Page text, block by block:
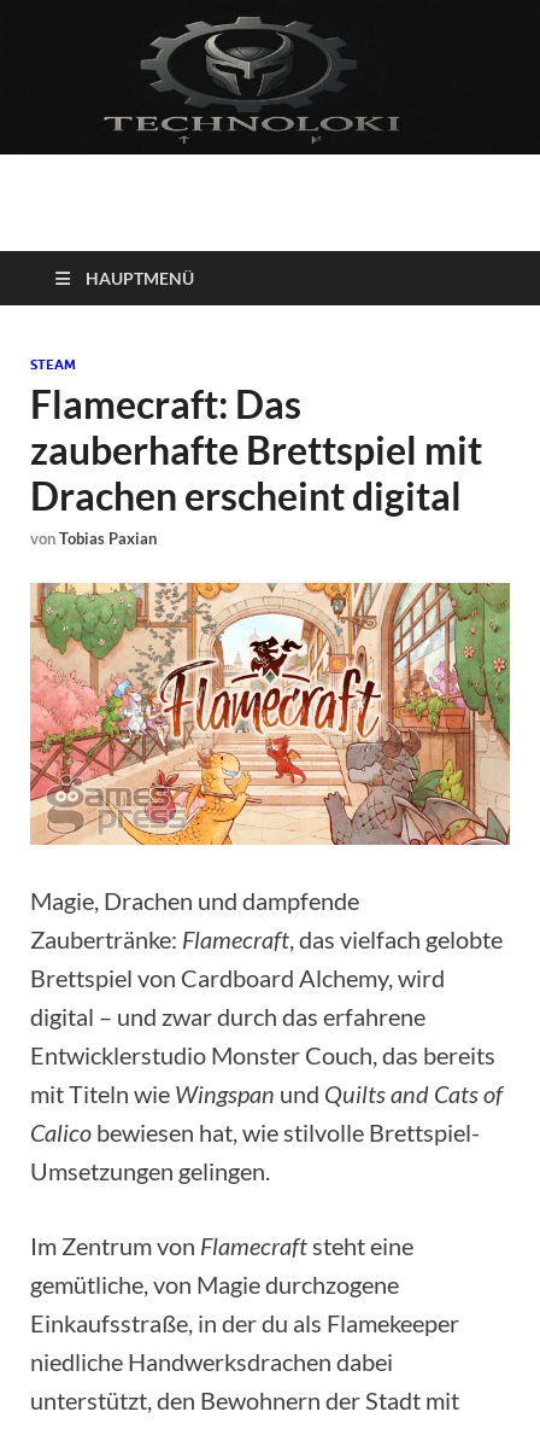
Technoloki: Gaming
und Entertainment
News
Blockbuster, Indie-Perlen und Retro-Klassiker.
HAUPTMENÜ
STEAM
Flamecraft: Das
zauberhafte Brettspiel mit
Drachen erscheint digital
vonTobias Paxian
Magie, Drachen und dampfende
Zaubertränke: Flamecraft, das vielfach gelobte
Brettspiel von Cardboard Alchemy, wird
digital – und zwar durch das erfahrene
Entwicklerstudio Monster Couch, das bereits
mit Titeln wie Wingspan und Quilts and Cats of
Calico bewiesen hat, wie stilvolle Brettspiel-
Umsetzungen gelingen.
Im Zentrum von Flamecraftsteht eine
gemütliche, von Magie durchzogene
Einkaufsstraße, in der du als Flamekeeper
niedliche Handwerksdrachen dabei
unterstützt, den Bewohnern der Stadt mit